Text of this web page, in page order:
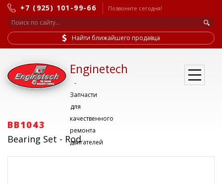
+7 (925) 101-99-66 Позвоните сегодня!
Найти ближайшего продавца
Enginetech
-
Запчасти
для
качественного
ремонта
двигателей
BB1043
Bearing Set - Rod